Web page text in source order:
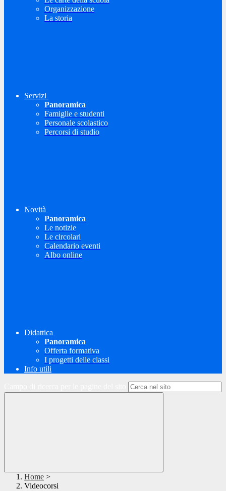
Organizzazione
La storia
Servizi
Panoramica
Famiglie e studenti
Personale scolastico
Percorsi di studio
Novità
Panoramica
Le notizie
Le circolari
Calendario eventi
Albo online
Didattica
Panoramica
Offerta formativa
I progetti delle classi
Info utili
Home >
Videocorsi